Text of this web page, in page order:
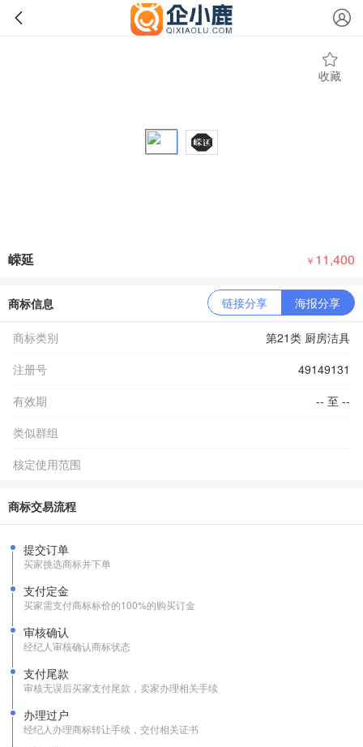
收藏
嵘延 ￥ 11,400
商标信息 链接分享 海报分享
商标类别
第21类 厨房洁具
注册号
49149131
有效期
-- 至 --
类似群组
核定使用范围
商标交易流程
提交订单
买家挑选商标并下单
支付定金
买家需支付商标标价的100%的购买订金
审核确认
经纪人审核确认商标状态
支付尾款
审核无误后买家支付尾款，卖家办理相关手续
办理过户
经纪人办理商标转让手续，交付相关证书